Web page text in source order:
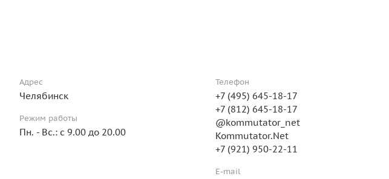
Адрес
Челябинск
Режим работы
Пн. - Вс.: с 9.00 до 20.00
Телефон
+7 (495) 645-18-17
+7 (812) 645-18-17
@kommutator_net
Kommutator.Net
+7 (921) 950-22-11
E-mail